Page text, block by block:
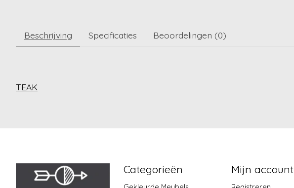
Beschrijving Specificaties Beoordelingen (0)
TEAK
Categorieën Mijn account